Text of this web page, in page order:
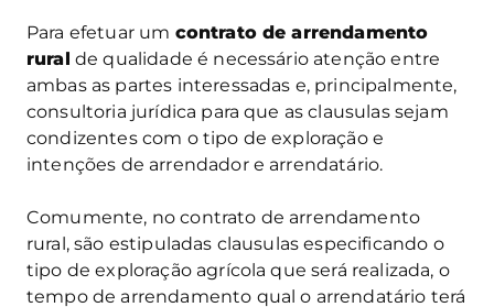
Para efetuar um contrato de arrendamento
rural de qualidade é necessário atenção entre
ambas as partes interessadas e, principalmente,
consultoria jurídica para que as clausulas sejam
condizentes com o tipo de exploração e
intenções de arrendador e arrendatário.
Comumente, no contrato de arrendamento
rural, são estipuladas clausulas especificando o
tipo de exploração agrícola que será realizada, o
tempo de arrendamento qual o arrendatário terá